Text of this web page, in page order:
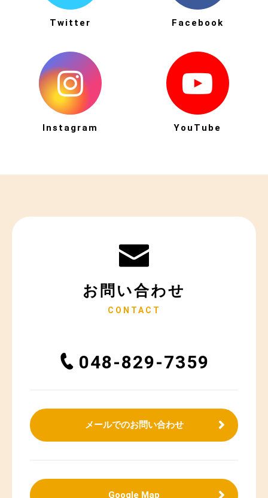
Twitter Facebook
Instagram YouTube
お問い合わせ
CONTACT
048-829-7359
メールでのお問い合わせ
Google Map